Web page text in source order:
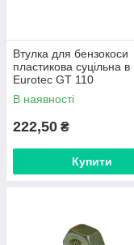
Втулка для бензокоси
пластикова суцільна
Eurotec GT 110
В наявності
222,50 ₴
Купити